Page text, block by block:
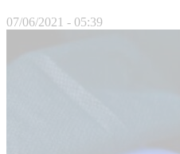
07/06/2021 - 05:39